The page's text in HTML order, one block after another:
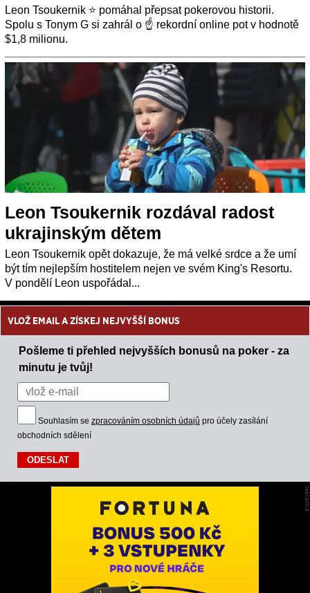
Leon Tsoukernik ⭐ pomáhal přepsat pokerovou historii.
Spolu s Tonym G si zahrál o ☝ rekordní online pot v hodnotě
$1,8 milionu.
Leon Tsoukernik rozdával radost
ukrajinským dětem
Leon Tsoukernik opět dokazuje, že má velké srdce a že umí
být tím nejlepším hostitelem nejen ve svém King's Resortu.
V pondělí Leon uspořádal...
VLOŽ EMAIL A ZÍSKEJ NEJVYŠŠÍ BONUS
Pošleme ti přehled nejvyšších bonusů na poker - za
minutu je tvůj!
Souhlasím se zpracováním osobních údajů pro účely zasílání
obchodních sdělení